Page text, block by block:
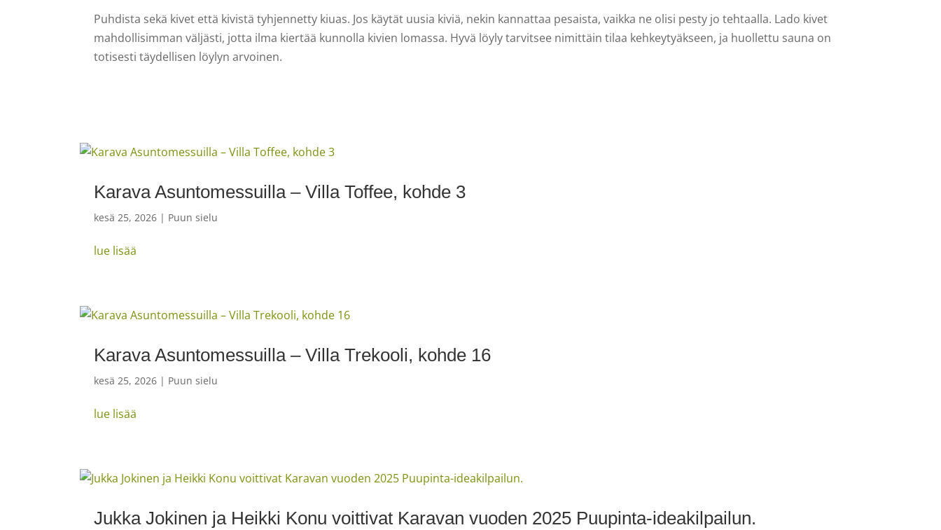
Puhdista sekä kivet että kivistä tyhjennetty kiuas. Jos käytät uusia kiviä, nekin kannattaa pesaista, vaikka ne olisi pesty jo tehtaalla. Lado kivet
mahdollisimman väljästi, jotta ilma kiertää kunnolla kivien lomassa. Hyvä löyly tarvitsee nimittäin tilaa kehkeytyäkseen, ja huollettu sauna on
totisesti täydellisen löylyn arvoinen.
Karava Asuntomessuilla – Villa Toffee, kohde 3
kesä 25, 2026 | Puun sielu
lue lisää
Karava Asuntomessuilla – Villa Trekooli, kohde 16
kesä 25, 2026 | Puun sielu
lue lisää
Jukka Jokinen ja Heikki Konu voittivat Karavan vuoden 2025 Puupinta-ideakilpailun.